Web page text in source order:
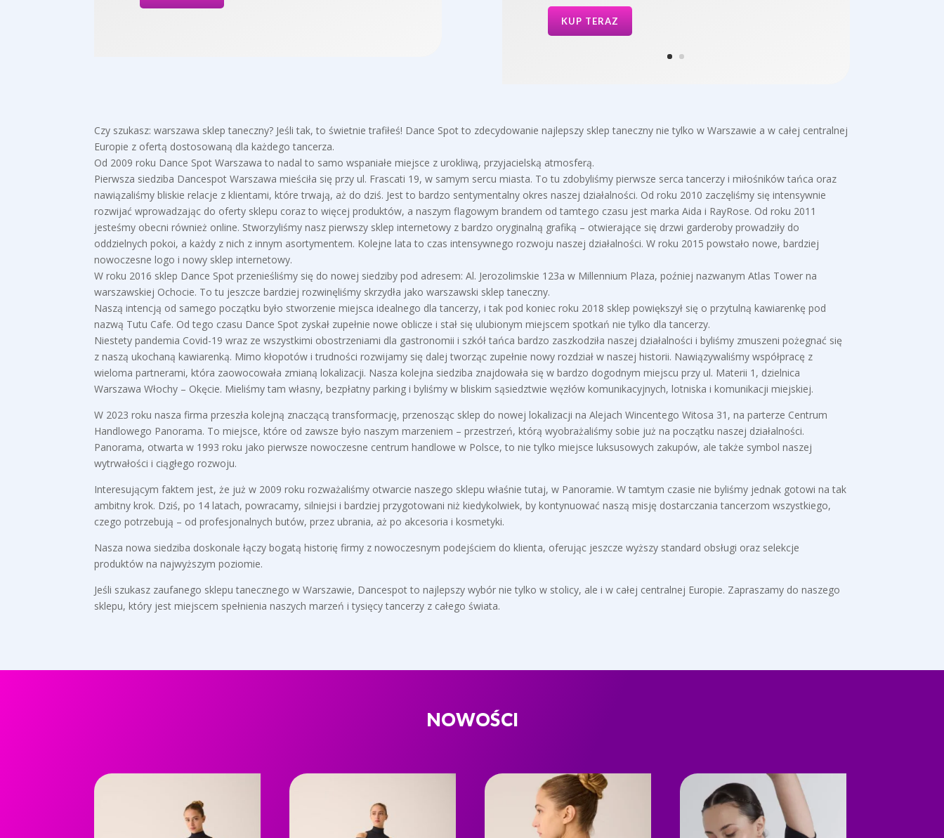
KUP TERAZ
Czy szukasz: warszawa sklep taneczny? Jeśli tak, to świetnie trafiłeś! Dance Spot to zdecydowanie najlepszy sklep taneczny nie tylko w Warszawie a w całej centralnej
Europie z ofertą dostosowaną dla każdego tancerza.
Od 2009 roku Dance Spot Warszawa to nadal to samo wspaniałe miejsce z urokliwą, przyjacielską atmosferą.
Pierwsza siedziba Dancespot Warszawa mieściła się przy ul. Frascati 19, w samym sercu miasta. To tu zdobyliśmy pierwsze serca tancerzy i miłośników tańca oraz
nawiązaliśmy bliskie relacje z klientami, które trwają, aż do dziś. Jest to bardzo sentymentalny okres naszej działalności. Od roku 2010 zaczęliśmy się intensywnie
rozwijać wprowadzając do oferty sklepu coraz to więcej produktów, a naszym flagowym brandem od tamtego czasu jest marka Aida i RayRose. Od roku 2011
jesteśmy obecni również online. Stworzyliśmy nasz pierwszy sklep internetowy z bardzo oryginalną grafiką – otwierające się drzwi garderoby prowadziły do
oddzielnych pokoi, a każdy z nich z innym asortymentem. Kolejne lata to czas intensywnego rozwoju naszej działalności. W roku 2015 powstało nowe, bardziej
nowoczesne logo i nowy sklep internetowy.
W roku 2016 sklep Dance Spot przenieśliśmy się do nowej siedziby pod adresem: Al. Jerozolimskie 123a w Millennium Plaza, poźniej nazwanym Atlas Tower na
warszawskiej Ochocie. To tu jeszcze bardziej rozwinęliśmy skrzydła jako warszawski sklep taneczny.
Naszą intencją od samego początku było stworzenie miejsca idealnego dla tancerzy, i tak pod koniec roku 2018 sklep powiększył się o przytulną kawiarenkę pod
nazwą Tutu Cafe. Od tego czasu Dance Spot zyskał zupełnie nowe oblicze i stał się ulubionym miejscem spotkań nie tylko dla tancerzy.
Niestety pandemia Covid-19 wraz ze wszystkimi obostrzeniami dla gastronomii i szkół tańca bardzo zaszkodziła naszej działalności i byliśmy zmuszeni pożegnać się
z naszą ukochaną kawiarenką. Mimo kłopotów i trudności rozwijamy się dalej tworząc zupełnie nowy rozdział w naszej historii. Nawiązywaliśmy współpracę z
wieloma partnerami, która zaowocowała zmianą lokalizacji. Nasza kolejna siedziba znajdowała się w bardzo dogodnym miejscu przy ul. Materii 1, dzielnica
Warszawa Włochy – Okęcie. Mieliśmy tam własny, bezpłatny parking i byliśmy w bliskim sąsiedztwie węzłów komunikacyjnych, lotniska i komunikacji miejskiej.
W 2023 roku nasza firma przeszła kolejną znaczącą transformację, przenosząc sklep do nowej lokalizacji na Alejach Wincentego Witosa 31, na parterze Centrum
Handlowego Panorama. To miejsce, które od zawsze było naszym marzeniem – przestrzeń, którą wyobrażaliśmy sobie już na początku naszej działalności.
Panorama, otwarta w 1993 roku jako pierwsze nowoczesne centrum handlowe w Polsce, to nie tylko miejsce luksusowych zakupów, ale także symbol naszej
wytrwałości i ciągłego rozwoju.
Interesującym faktem jest, że już w 2009 roku rozważaliśmy otwarcie naszego sklepu właśnie tutaj, w Panoramie. W tamtym czasie nie byliśmy jednak gotowi na tak
ambitny krok. Dziś, po 14 latach, powracamy, silniejsi i bardziej przygotowani niż kiedykolwiek, by kontynuować naszą misję dostarczania tancerzom wszystkiego,
czego potrzebują – od profesjonalnych butów, przez ubrania, aż po akcesoria i kosmetyki.
Nasza nowa siedziba doskonale łączy bogatą historię firmy z nowoczesnym podejściem do klienta, oferując jeszcze wyższy standard obsługi oraz selekcje
produktów na najwyższym poziomie.
Jeśli szukasz zaufanego sklepu tanecznego w Warszawie, Dancespot to najlepszy wybór nie tylko w stolicy, ale i w całej centralnej Europie. Zapraszamy do naszego
sklepu, który jest miejscem spełnienia naszych marzeń i tysięcy tancerzy z całego świata.
NOWOŚCI